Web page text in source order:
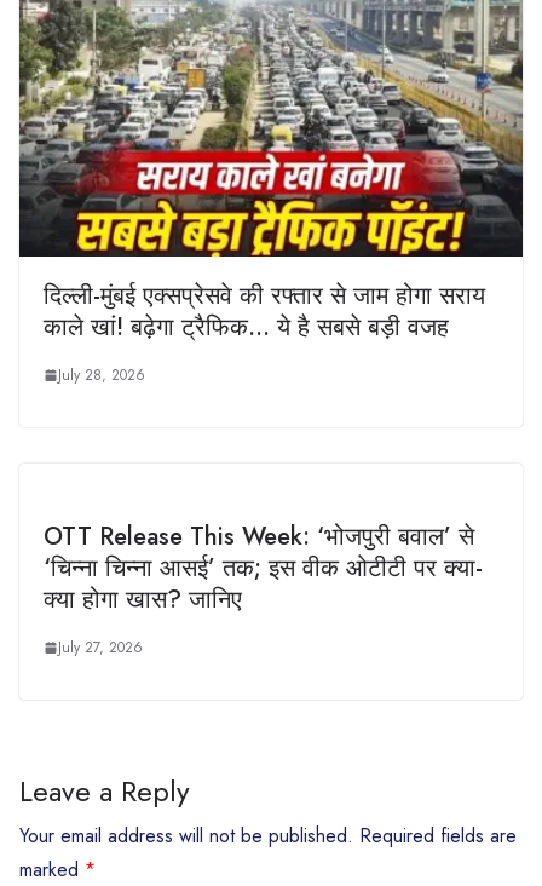
दिल्ली-मुंबई एक्सप्रेसवे की रफ्तार से जाम होगा सराय
काले खां! बढ़ेगा ट्रैफिक… ये है सबसे बड़ी वजह
July 28, 2026
OTT Release This Week: ‘भोजपुरी बवाल’ से
‘चिन्ना चिन्ना आसई’ तक; इस वीक ओटीटी पर क्या-
क्या होगा खास? जानिए
July 27, 2026
Leave a Reply
Your email address will not be published. Required fields are
marked *